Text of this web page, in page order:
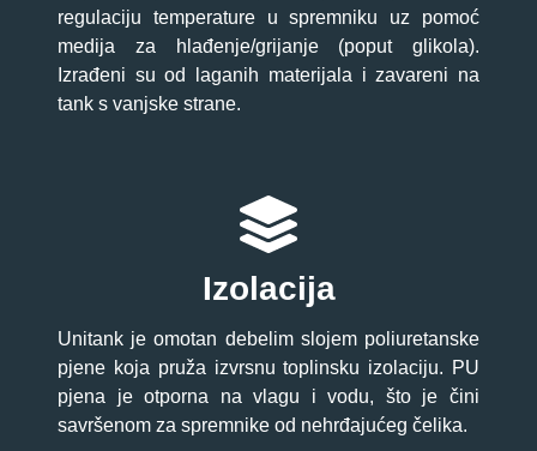
regulaciju temperature u spremniku uz pomoć
medija za hlađenje/grijanje (poput glikola).
Izrađeni su od laganih materijala i zavareni na
tank s vanjske strane.
Izolacija
Unitank je omotan debelim slojem poliuretanske
pjene koja pruža izvrsnu toplinsku izolaciju. PU
pjena je otporna na vlagu i vodu, što je čini
savršenom za spremnike od nehrđajućeg čelika.